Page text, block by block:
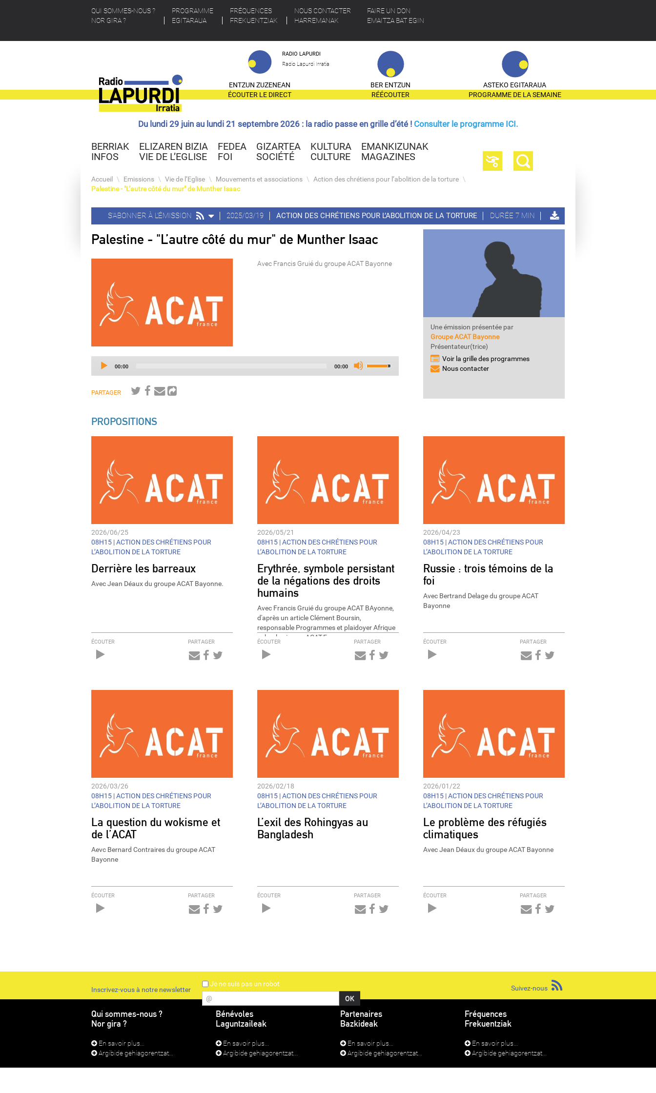
QUI SOMMES-NOUS ?
NOR GIRA ?
PROGRAMME
EGITARAUA
FRÉQUENCES
FREKUENTZIAK
NOUS CONTACTER
HARREMANAK
FAIRE UN DON
EMAITZA BAT EGIN
ENTZUN ZUZENEAN
ÉCOUTER LE DIRECT
RADIO LAPURDI
Radio Lapurdi Irratia
BER ENTZUN
RÉÉCOUTER
ASTEKO EGITARAUA
PROGRAMME DE LA SEMAINE
Du lundi 29 juin au lundi 21 septembre 2026 : la radio passe en grille d’été ! Consulter le programme ICI.
BERRIAK
INFOS
ELIZAREN BIZIA
VIE DE L’EGLISE
FEDEA
FOI
GIZARTEA
SOCIÉTÉ
KULTURA
CULTURE
EMANKIZUNAK
MAGAZINES
Accueil \ Emissions \ Vie de l’Eglise \ Mouvements et associations \ Action des chrétiens pour l’abolition de la torture \
Palestine - "L’autre côté du mur" de Munther Isaac
S'ABONNER À L'ÉMISSION 2025/03/19 ACTION DES CHRÉTIENS POUR L’ABOLITION DE LA TORTURE DURÉE 7 MIN
Palestine - "L’autre côté du mur" de Munther Isaac
Avec Francis Gruié du groupe ACAT Bayonne
Current
00:00
Total
00:00
Up/Down
volume.
PARTAGER
Une émission présentée par
Groupe ACAT Bayonne
Présentateur(trice)
Voir la grille des programmes
Nous contacter
PROPOSITIONS
2026/06/25
08H15 |ACTION DES CHRÉTIENS POUR
L’ABOLITION DE LA TORTURE
Derrière les barreaux
Avec Jean Déaux du groupe ACAT Bayonne.
ÉCOUTER PARTAGER
2026/05/21
08H15 |ACTION DES CHRÉTIENS POUR
L’ABOLITION DE LA TORTURE
Erythrée, symbole persistant
de la négations des droits
humains
Avec Francis Gruié du groupe ACAT BAyonne,
d'après un article Clément Boursin,
responsable Programmes et plaidoyer Afrique
subsaharienne -ACAT-France
ÉCOUTER PARTAGER
2026/04/23
08H15 |ACTION DES CHRÉTIENS POUR
L’ABOLITION DE LA TORTURE
Russie : trois témoins de la
foi
Avec Bertrand Delage du groupe ACAT
Bayonne
ÉCOUTER PARTAGER
2026/03/26
08H15 |ACTION DES CHRÉTIENS POUR
L’ABOLITION DE LA TORTURE
La question du wokisme et
de l’ACAT
Aevc Bernard Contraires du groupe ACAT
Bayonne
ÉCOUTER PARTAGER
2026/02/18
08H15 |ACTION DES CHRÉTIENS POUR
L’ABOLITION DE LA TORTURE
L’exil des Rohingyas au
Bangladesh
ÉCOUTER PARTAGER
2026/01/22
08H15 |ACTION DES CHRÉTIENS POUR
L’ABOLITION DE LA TORTURE
Le problème des réfugiés
climatiques
Avec Jean Déaux du groupe ACAT Bayonne
ÉCOUTER PARTAGER
Inscrivez-vous à notre newsletter
Je ne suis pas un robot
@
Suivez-nous
Qui sommes-nous ?
Nor gira ?
En savoir plus...
Argibide gehiagorentzat...
Bénévoles
Laguntzaileak
En savoir plus...
Argibide gehiagorentzat...
Partenaires
Bazkideak
En savoir plus...
Argibide gehiagorentzat...
Fréquences
Frekuentziak
En savoir plus...
Argibide gehiagorentzat...